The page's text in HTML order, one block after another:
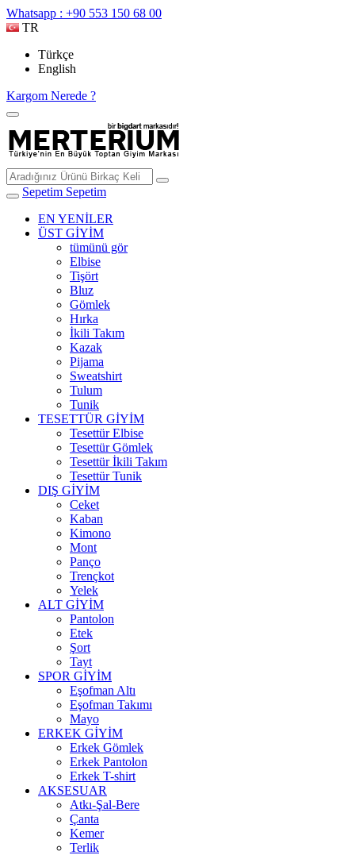
Whatsapp : +90 553 150 68 00
TR
Türkçe
English
Kargom Nerede ?
Sepetim Sepetim
EN YENİLER
ÜST GİYİM
tümünü gör
Elbise
Tişört
Bluz
Gömlek
Hırka
İkili Takım
Kazak
Pijama
Sweatshirt
Tulum
Tunik
TESETTÜR GİYİM
Tesettür Elbise
Tesettür Gömlek
Tesettür İkili Takım
Tesettür Tunik
DIŞ GİYİM
Ceket
Kaban
Kimono
Mont
Panço
Trençkot
Yelek
ALT GİYİM
Pantolon
Etek
Şort
Tayt
SPOR GİYİM
Eşofman Altı
Eşofman Takımı
Mayo
ERKEK GİYİM
Erkek Gömlek
Erkek Pantolon
Erkek T-shirt
AKSESUAR
Atkı-Şal-Bere
Çanta
Kemer
Terlik